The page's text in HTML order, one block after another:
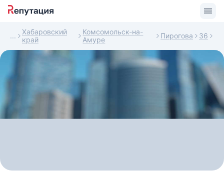
Хабаровский
край
Комсомольск-на-
Амуре
Пирогова 36